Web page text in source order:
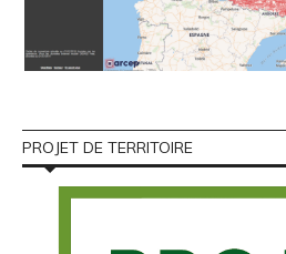
PROJET DE TERRITOIRE